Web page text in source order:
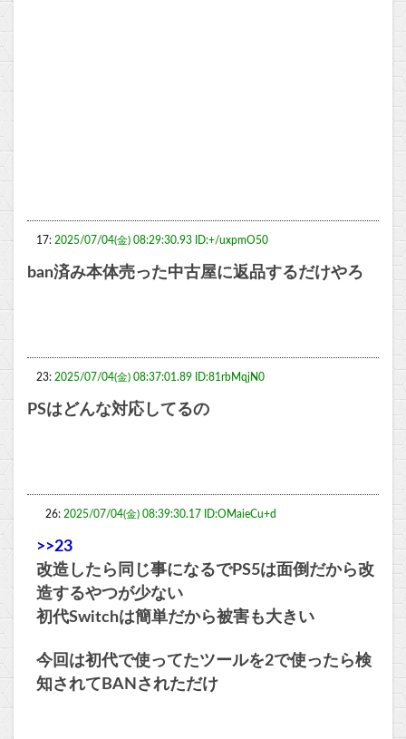
17: 2025/07/04(金) 08:29:30.93 ID:+/uxpmO50
ban済み本体売った中古屋に返品するだけやろ
23: 2025/07/04(金) 08:37:01.89 ID:81rbMqjN0
PSはどんな対応してるの
26: 2025/07/04(金) 08:39:30.17 ID:OMaieCu+d
>>23
改造したら同じ事になるでPS5は面倒だから改
造するやつが少ない
初代Switchは簡単だから被害も大きい
今回は初代で使ってたツールを2で使ったら検
知されてBANされただけ